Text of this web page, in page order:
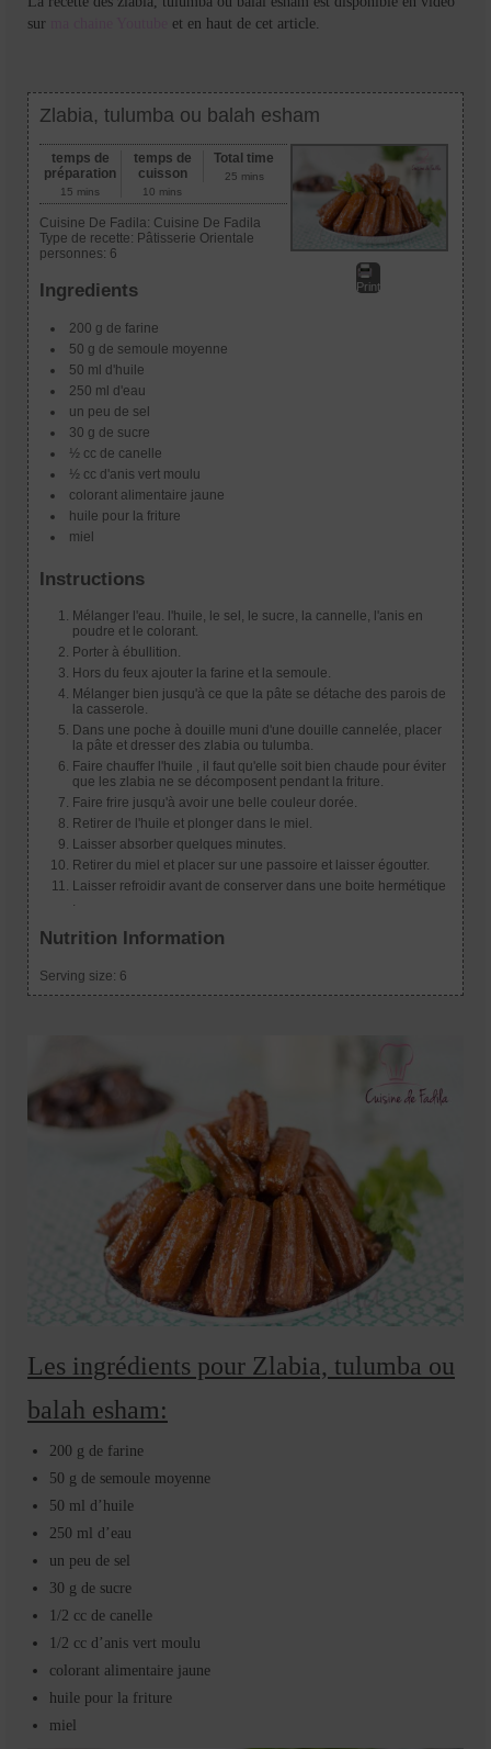
sur
et en haut de cet article.
Zlabia, tulumba ou balah esham
Print
temps de
préparation
15 mins
temps de
cuisson
10 mins
Total time
25 mins
Cuisine De Fadila: Cuisine De Fadila
Type de recette: Pâtisserie Orientale
personnes: 6
Ingredients
200 g de farine
50 g de semoule moyenne
50 ml d'huile
250 ml d'eau
un peu de sel
30 g de sucre
½ cc de canelle
½ cc d'anis vert moulu
colorant alimentaire jaune
huile pour la friture
miel
Instructions
Mélanger l'eau. l'huile, le sel, le sucre, la cannelle, l'anis en
poudre et le colorant.
Porter à ébullition.
Hors du feux ajouter la farine et la semoule.
Mélanger bien jusqu'à ce que la pâte se détache des parois de
la casserole.
Dans une poche à douille muni d'une douille cannelée, placer
la pâte et dresser des zlabia ou tulumba.
Faire chauffer l'huile , il faut qu'elle soit bien chaude pour éviter
que les zlabia ne se décomposent pendant la friture.
Faire frire jusqu'à avoir une belle couleur dorée.
Retirer de l'huile et plonger dans le miel.
Laisser absorber quelques minutes.
Retirer du miel et placer sur une passoire et laisser égoutter.
Laisser refroidir avant de conserver dans une boite hermétique
.
Nutrition Information
Serving size: 6
Les ingrédients pour Zlabia, tulumba ou
balah esham:
200 g de farine
50 g de semoule moyenne
50 ml d’huile
250 ml d’eau
un peu de sel
30 g de sucre
1/2 cc de canelle
1/2 cc d’anis vert moulu
colorant alimentaire jaune
huile pour la friture
miel